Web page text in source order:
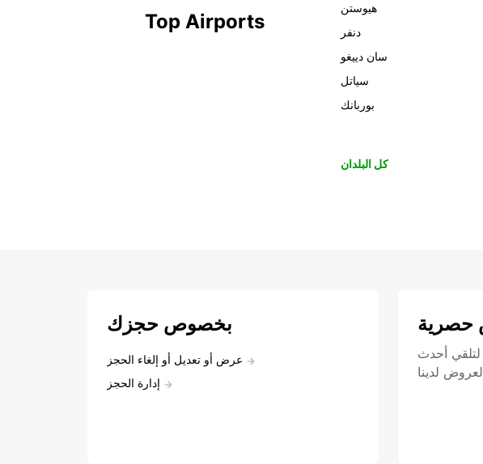
Top Airports
هيوستن
دنفر
سان دييغو
سياتل
بوربانك
كل البلدان
بخصوص حجزك
عرض أو تعديل أو إلغاء الحجز
إدارة الحجز
لتلقي أحدث
لدينا